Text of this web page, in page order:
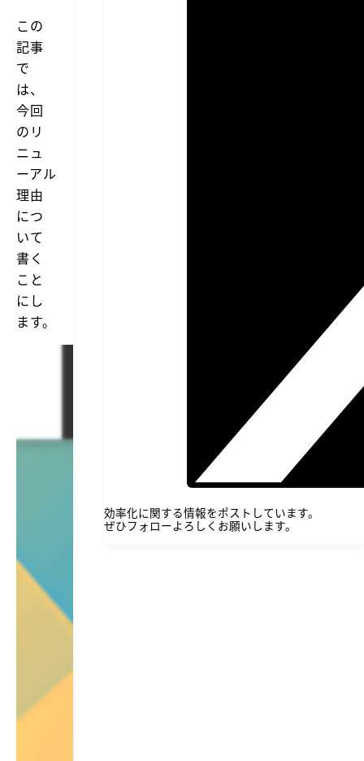
この
記事
で
は、
今回
のリ
ニュ
ーアル
理由
につ
いて
書く
こと
にし
ます。
効率化に関する情報をポストしています。
ぜひフォローよろしくお願いします。